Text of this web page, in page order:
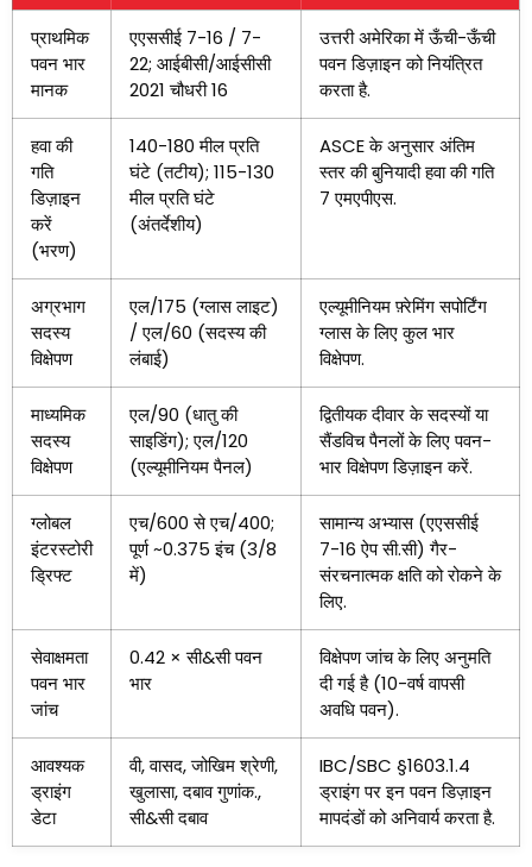
प्राथमिक
पवन भार
मानक
एएससीई 7-16 / 7-
22; आईबीसी/आईसीसी
2021 चौधरी 16
उत्तरी अमेरिका में ऊँची-ऊँची
पवन डिज़ाइन को नियंत्रित
करता है.
हवा की
गति
डिज़ाइन
करें
(भरण)
140-180 मील प्रति
घंटे (तटीय); 115-130
मील प्रति घंटे
(अंतर्देशीय)
ASCE के अनुसार अंतिम
स्तर की बुनियादी हवा की गति
7 एमएपीएस.
अग्रभाग
सदस्य
विक्षेपण
एल/175 (ग्लास लाइट)
/ एल/60 (सदस्य की
लंबाई)
एल्यूमीनियम फ़्रेमिंग सपोर्टिंग
ग्लास के लिए कुल भार
विक्षेपण.
माध्यमिक
सदस्य
विक्षेपण
एल/90 (धातु की
साइडिंग); एल/120
(एल्यूमीनियम पैनल)
द्वितीयक दीवार के सदस्यों या
सैंडविच पैनलों के लिए पवन-
भार विक्षेपण डिज़ाइन करें.
ग्लोबल
इंटरस्टोरी
ड्रिफ्ट
एच/600 से एच/400;
पूर्ण ~0.375 इंच (3/8
में)
सामान्य अभ्यास (एएससीई
7-16 ऐप सी.सी) गैर-
संरचनात्मक क्षति को रोकने के
लिए.
सेवाक्षमता
पवन भार
जांच
0.42 × सी&सी पवन
भार
विक्षेपण जांच के लिए अनुमति
दी गई है (10-वर्ष वापसी
अवधि पवन).
आवश्यक
ड्राइंग
डेटा
वी, वासद, जोखिम श्रेणी,
खुलासा, दबाव गुणांक.,
सी&सी दबाव
IBC/SBC §1603.1.4
ड्राइंग पर इन पवन डिज़ाइन
मापदंडों को अनिवार्य करता है.